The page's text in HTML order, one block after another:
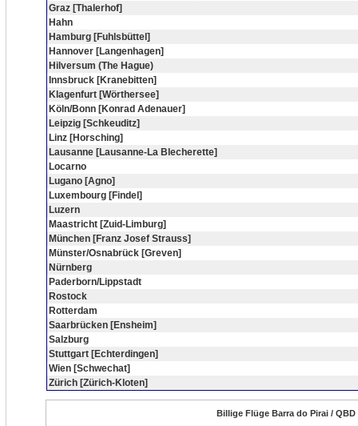
Graz [Thalerhof]
Hahn
Hamburg [Fuhlsbüttel]
Hannover [Langenhagen]
Hilversum (The Hague)
Innsbruck [Kranebitten]
Klagenfurt [Wörthersee]
Köln/Bonn [Konrad Adenauer]
Leipzig [Schkeuditz]
Linz [Horsching]
Lausanne [Lausanne-La Blecherette]
Locarno
Lugano [Agno]
Luxembourg [Findel]
Luzern
Maastricht [Zuid-Limburg]
München [Franz Josef Strauss]
Münster/Osnabrück [Greven]
Nürnberg
Paderborn/Lippstadt
Rostock
Rotterdam
Saarbrücken [Ensheim]
Salzburg
Stuttgart [Echterdingen]
Wien [Schwechat]
Zürich [Zürich-Kloten]
Billige Flüge Barra do Pirai /